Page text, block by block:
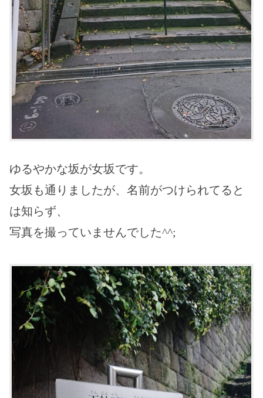
ゆるやかな坂が女坂です。
女坂も通りましたが、名前がつけられてると
は知らず、
写真を撮っていませんでした^^;